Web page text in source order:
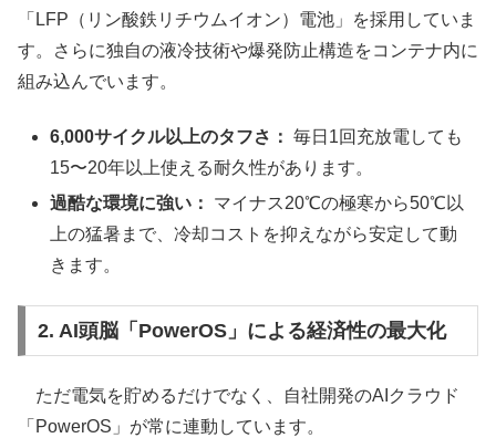
「LFP（リン酸鉄リチウムイオン）電池」を採用していま
す。さらに独自の液冷技術や爆発防止構造をコンテナ内に
組み込んでいます。
6,000サイクル以上のタフさ： 毎日1回充放電しても
15〜20年以上使える耐久性があります。
過酷な環境に強い：
マイナス20℃の極寒から50℃以
上の猛暑まで、冷却コストを抑えながら安定して動
きます。
2. AI頭脳「PowerOS」による経済性の最大化
ただ電気を貯めるだけでなく、自社開発のAIクラウド
「PowerOS」が常に連動しています。